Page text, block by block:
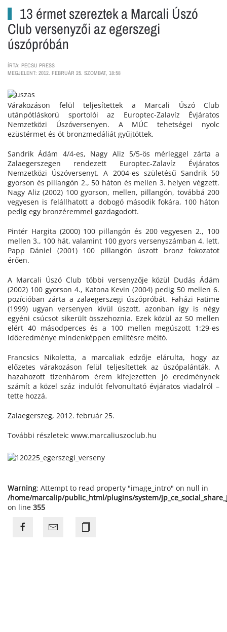
13 érmet szereztek a Marcali Úszó
Club versenyzői az egerszegi
úszópróbán
ÍRTA: PECSU PRESS
MEGJELENT: 2012. FEBRUÁR 25. SZOMBAT, 18:58
Várakozáson felül teljesítettek a Marcali Úszó Club
utánpótláskorú sportolói az Europtec-Zalavíz Évjáratos
Nemzetközi Úszóversenyen. A MÚC tehetségei nyolc
ezüstérmet és öt bronzmedáliát gyűjtöttek.
Sandrik Ádám 4/4-es, Nagy Aliz 5/5-ös mérleggel zárta a
Zalaegerszegen rendezett Europtec-Zalavíz Évjáratos
Nemzetközi Úszóversenyt. A 2004-es születésű Sandrik 50
gyorson és pillangón 2., 50 háton és mellen 3. helyen végzett.
Nagy Aliz (2002) 100 gyorson, mellen, pillangón, továbbá 200
vegyesen is felállhatott a dobogó második fokára, 100 háton
pedig egy bronzéremmel gazdagodott.
Pintér Hargita (2000) 100 pillangón és 200 vegyesen 2., 100
mellen 3., 100 hát, valamint 100 gyors versenyszámban 4. lett.
Papp Dániel (2001) 100 pillangón úszott bronz fokozatot
érően.
A Marcali Úszó Club többi versenyzője közül Dudás Ádám
(2002) 100 gyorson 4., Katona Kevin (2004) pedig 50 mellen 6.
pozícióban zárta a zalaegerszegi úszópróbát. Faházi Fatime
(1999) ugyan versenyen kívül úszott, azonban így is négy
egyéni csúcsot sikerült összehoznia. Ezek közül az 50 mellen
elért 40 másodperces és a 100 mellen megúszott 1:29-es
időeredménye mindenképpen említésre méltó.
Francsics Nikoletta, a marcaliak edzője elárulta, hogy az
előzetes várakozáson felül teljesítettek az úszópalánták. A
hazahozott tizenhárom érem kifejezetten jó eredménynek
számít a közel száz indulót felvonultató évjáratos viadalról –
tette hozzá.
Zalaegerszeg, 2012. február 25.
További részletek: www.marcaliuszoclub.hu
Warning: Attempt to read property "image_intro" on null in
/home/marcalip/public_html/plugins/system/
on line 355